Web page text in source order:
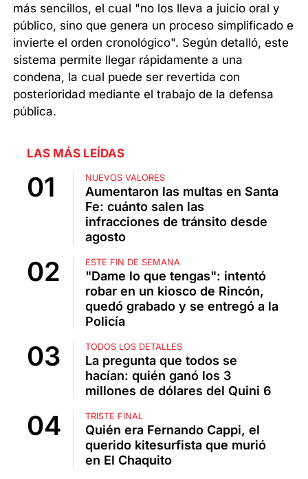
más sencillos, el cual "no los lleva a juicio oral y
público, sino que genera un proceso simplificado e
invierte el orden cronológico". Según detalló, este
sistema permite llegar rápidamente a una
condena, la cual puede ser revertida con
posterioridad mediante el trabajo de la defensa
pública.
LAS MÁS LEÍDAS
NUEVOS VALORES
Aumentaron las multas en Santa
Fe: cuánto salen las
infracciones de tránsito desde
agosto
ESTE FIN DE SEMANA
"Dame lo que tengas": intentó
robar en un kiosco de Rincón,
quedó grabado y se entregó a la
Policía
TODOS LOS DETALLES
La pregunta que todos se
hacían: quién ganó los 3
millones de dólares del Quini 6
TRISTE FINAL
Quién era Fernando Cappi, el
querido kitesurfista que murió
en El Chaquito